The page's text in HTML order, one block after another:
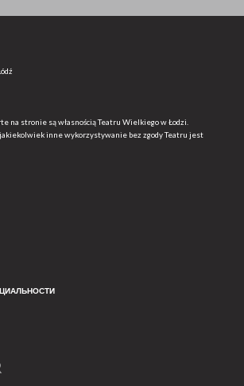
na stronie są własnością Teatru Wielkiego w Łodzi.
inne wykorzystywanie bez zgody Teatru jest